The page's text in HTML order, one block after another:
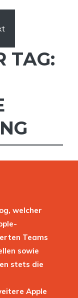
TAG:
welcher
Teams
sowie
stets die
Apple